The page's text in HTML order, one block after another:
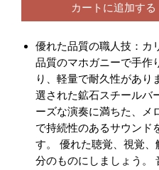
カートに追加する
優れた品質の職人技：カ
品質のマホガニーで手作
り、軽量で耐久性があり
選された鉱石スチールバ
ーズな演奏に満ちた、メ
で持続性のあるサウンド
す。 優れた聴覚、視覚、
分のものにしましょう。